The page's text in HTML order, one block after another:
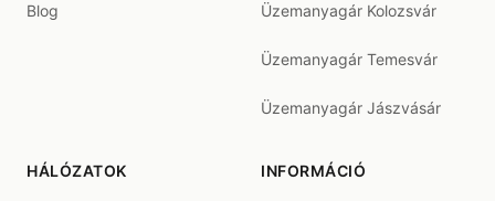
Blog Üzemanyagár Kolozsvár
Üzemanyagár Temesvár
Üzemanyagár Jászvásár
HÁLÓZATOK INFORMÁCIÓ